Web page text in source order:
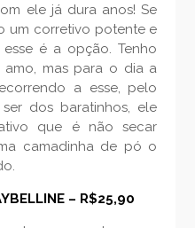
ele já dura anos! Se
um corretivo potente e
é a opção. Tenho
amo, mas para o dia a
a esse, pelo
dos baratinhos, ele
que é não secar
camadinha de pó o
– R$25,90